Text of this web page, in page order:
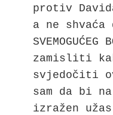
protiv
a ne
zamisliti
svjedočiti
sam da bi
izražen užas